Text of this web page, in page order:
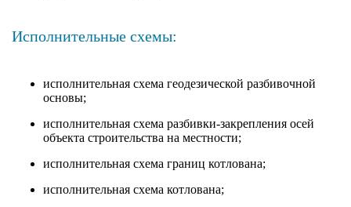
Исполнительные схемы:
исполнительная схема геодезической разбивочной
основы;
исполнительная схема разбивки-закрепления осей
объекта строительства на местности;
исполнительная схема границ котлована;
исполнительная схема котлована;